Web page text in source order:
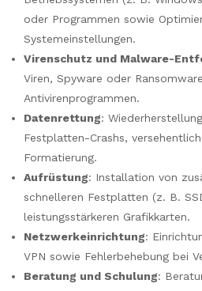
oder Programmen sowie
Systemeinstellungen.
Virenschutz und Malware-
Viren, Spyware oder
Antivirenprogrammen.
Datenrettung:
Festplatten-Crashs,
Formatierung.
Aufrüstung: Installation von
schnelleren Festplatten (z. B.
leistungsstärkeren Grafikkarten.
Netzwerkeinrichtung:
VPN sowie Fehlerbehebung bei
Beratung und Schulung: